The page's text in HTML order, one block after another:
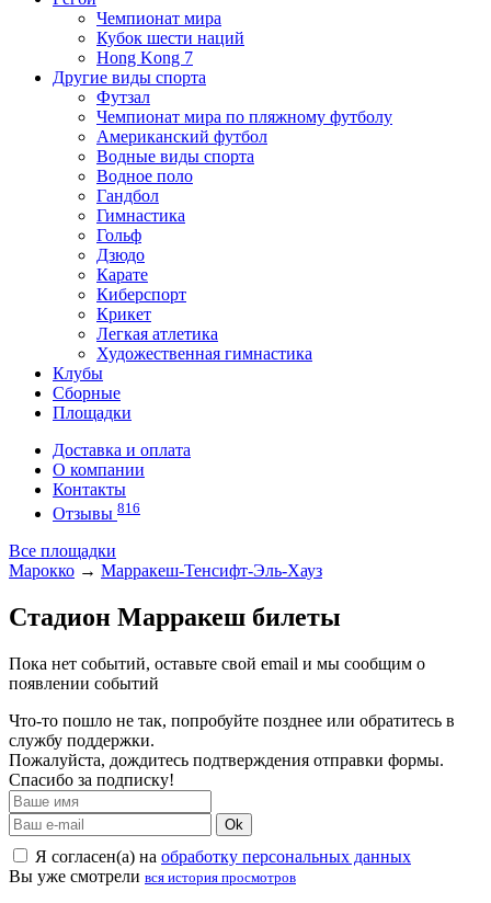
Чемпионат мира
Кубок шести наций
Hong Kong 7
Другие виды спорта
Футзал
Чемпионат мира по пляжному футболу
Американский футбол
Водные виды спорта
Водное поло
Гандбол
Гимнастика
Гольф
Дзюдо
Карате
Киберспорт
Крикет
Легкая атлетика
Художественная гимнастика
Клубы
Сборные
Площадки
Доставка и оплата
О компании
Контакты
Отзывы 816
Все площадки
Марокко → Марракеш-Тенсифт-Эль-Хауз
Стадион Марракеш билеты
Пока нет событий, оставьте свой email и мы сообщим о
появлении событий
Что-то пошло не так, попробуйте позднее или обратитесь в
службу поддержки.
Пожалуйста, дождитесь подтверждения отправки формы.
Спасибо за подписку!
Ok
Я согласен(а) на обработку персональных данных
Вы уже смотрели вся история просмотров